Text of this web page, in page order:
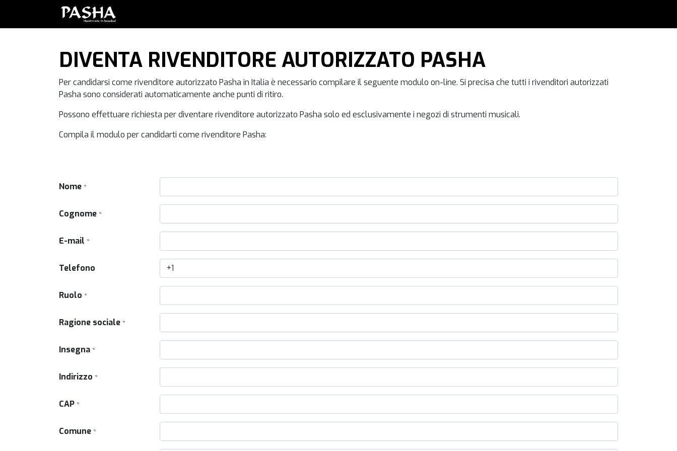
DIVENTA RIVENDITORE AUTORIZZATO PASHA
Per candidarsi come rivenditore autorizzato Pasha in Italia è necessario compilare il seguente modulo on-line. Si precisa che tutti i rivenditori autorizzati
Pasha sono considerati automaticamente anche punti di ritiro.
Possono effettuare richiesta per diventare rivenditore autorizzato Pasha solo ed esclusivamente i negozi di strumenti musicali.
Compila il modulo per candidarti come rivenditore Pasha:
Nome *
Cognome *
E-mail *
Telefono
Ruolo *
Ragione sociale *
Insegna *
Indirizzo *
CAP *
Comune *